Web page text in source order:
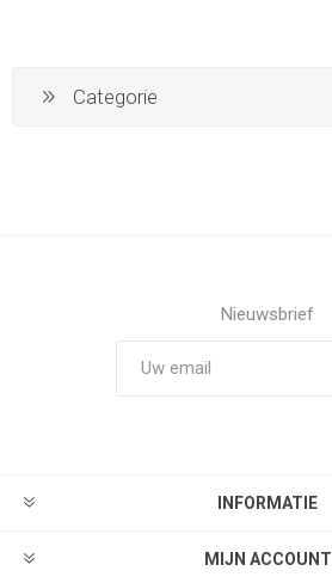
Categorie
Nieuwsbrief
INFORMATIE
MIJN ACCOUNT